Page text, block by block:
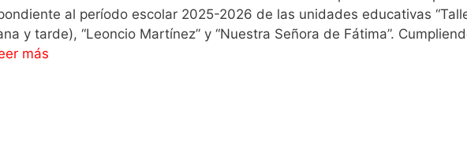
al período escolar 2025-2026 de las unidades educativas
y tarde), “Leoncio Martínez” y “Nuestra Señora de Fátima”.
más